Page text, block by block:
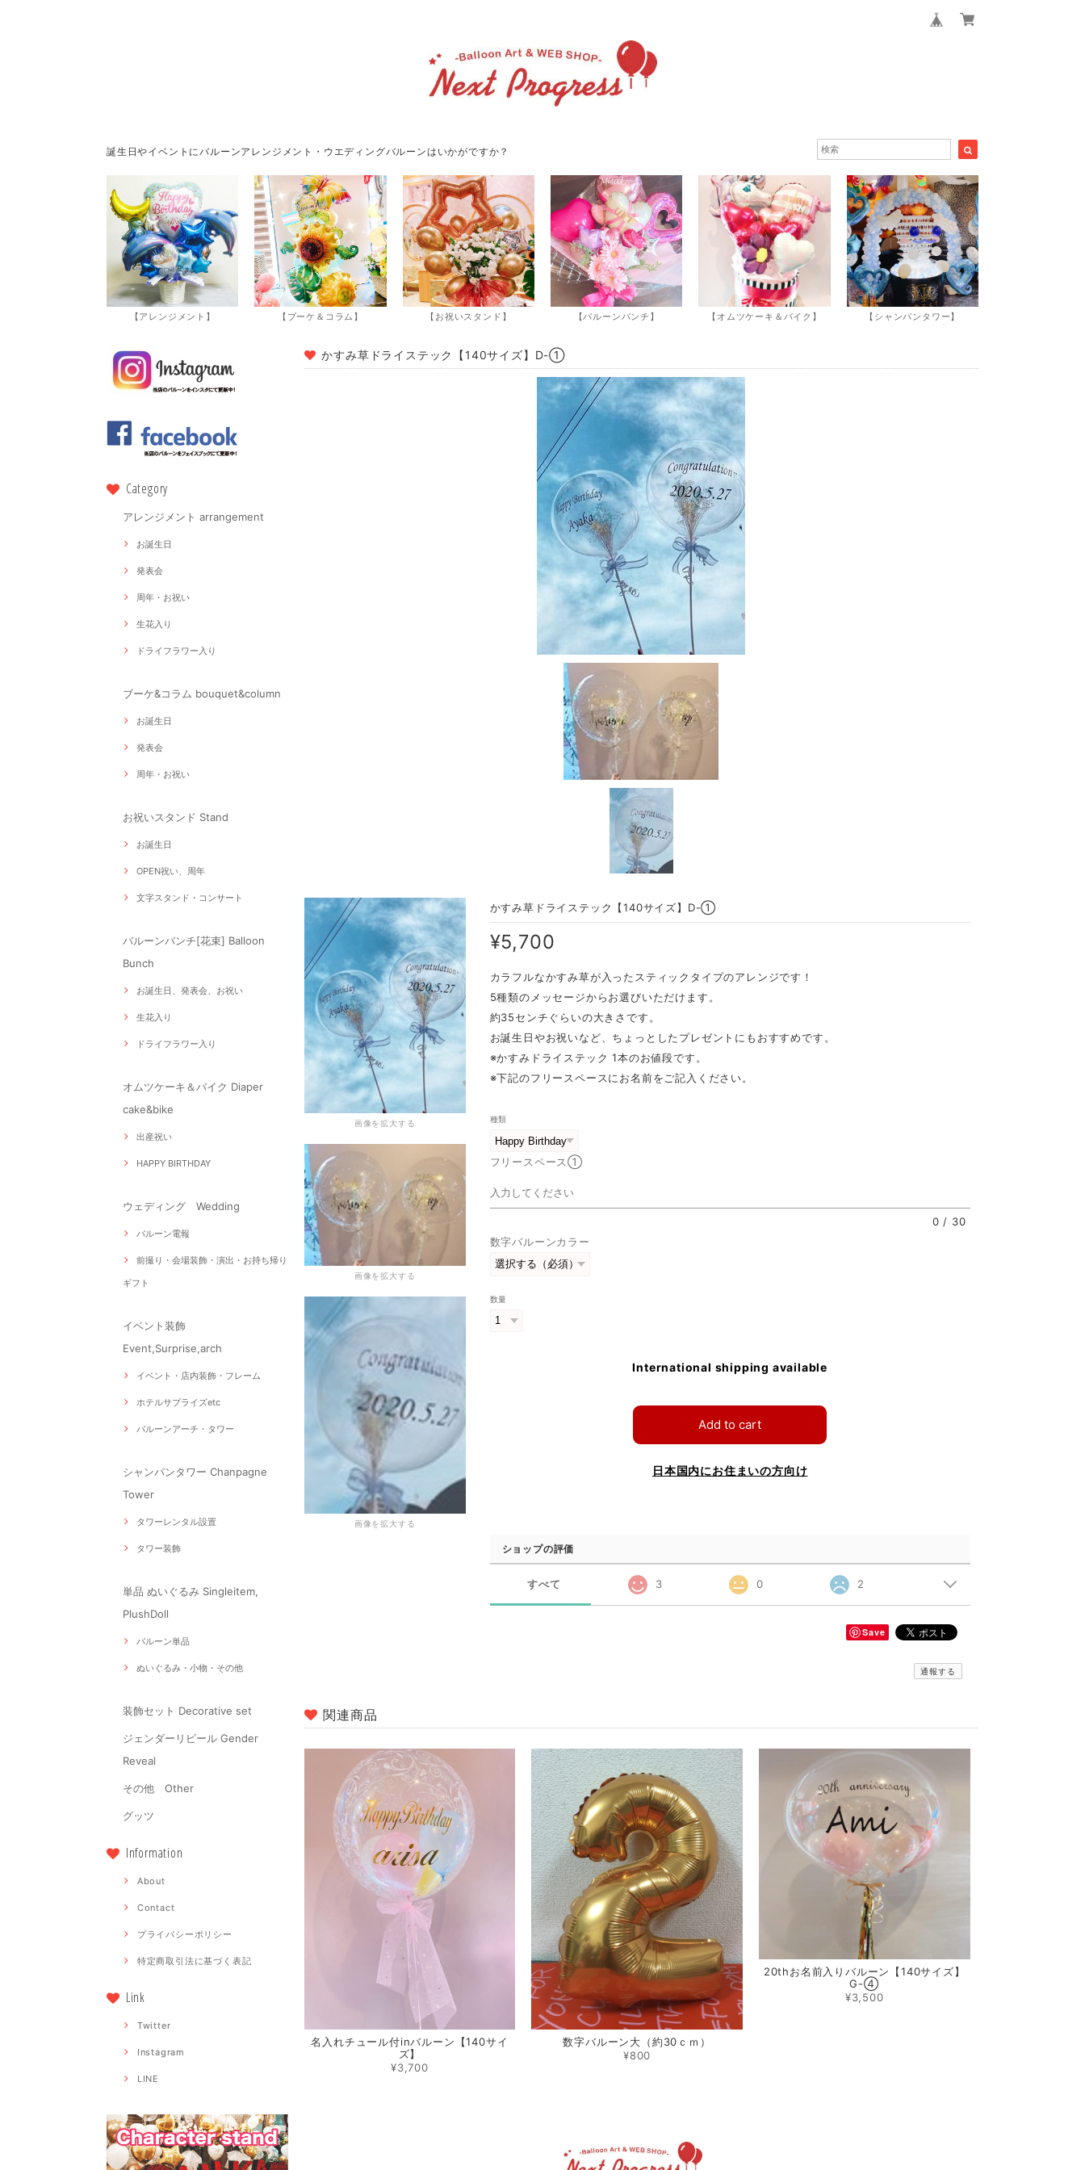
誕生日やイベントにバルーンアレンジメント・ウエディングバルーンはいかがですか？
【アレンジメント】 【ブーケ＆コラム】 【お祝いスタンド】 【バルーンバンチ】 【オムツケーキ＆バイク】 【シャンパンタワー】
Category
アレンジメント arrangement
お誕生日
発表会
周年・お祝い
生花入り
ドライフラワー入り
ブーケ&コラム bouquet&column
お誕生日
発表会
周年・お祝い
お祝いスタンド Stand
お誕生日
OPEN祝い、周年
文字スタンド・コンサート
バルーンバンチ[花束] Balloon
Bunch
お誕生日、発表会、お祝い
生花入り
ドライフラワー入り
オムツケーキ＆バイク Diaper
cake&bike
出産祝い
HAPPY BIRTHDAY
ウェディング Wedding
バルーン電報
前撮り・会場装飾・演出・お持ち帰り
ギフト
イベント装飾
Event,Surprise,arch
イベント・店内装飾・フレーム
ホテルサプライズetc
バルーンアーチ・タワー
シャンパンタワー Chanpagne
Tower
タワーレンタル設置
タワー装飾
単品 ぬいぐるみ Singleitem,
PlushDoll
バルーン単品
ぬいぐるみ・小物・その他
装飾セット Decorative set
ジェンダーリビール Gender
Reveal
その他 Other
グッツ
Information
About
Contact
プライバシーポリシー
特定商取引法に基づく表記
Link
Twitter
Instagram
LINE
かすみ草ドライステック【140サイズ】D-①
画像を拡大する
画像を拡大する
画像を拡大する
かすみ草ドライステック【140サイズ】D-①
¥5,700
カラフルなかすみ草が入ったスティックタイプのアレンジです！
5種類のメッセージからお選びいただけます。
約35センチぐらいの大きさです。
お誕生日やお祝いなど、ちょっとしたプレゼントにもおすすめです。
※かすみドライステック 1本のお値段です。
※下記のフリースペースにお名前をご記入ください。
種類
フリースペース①
0 / 30
数字バルーンカラー
数量
International shipping available
Add to cart
日本国内にお住まいの方向け
ショップの評価
すべて 3 0 2
Save
通報する
関連商品
名入れチュール付inバルーン【140サイ
ズ】
¥3,700
数字バルーン大（約30ｃｍ）
¥800
20thお名前入りバルーン【140サイズ】
G-④
¥3,500